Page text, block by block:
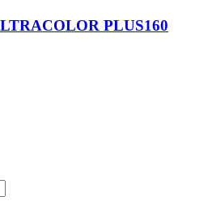
PLUS160